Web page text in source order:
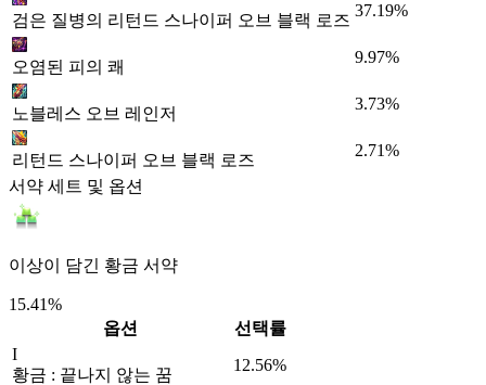
검은 질병의 리턴드 스나이퍼 오브 블랙 로즈
37.19%
오염된 피의 쾌
9.97%
노블레스 오브 레인저
3.73%
리턴드 스나이퍼 오브 블랙 로즈
2.71%
서약 세트 및 옵션
이상이 담긴 황금 서약
15.41%
옵션
선택률
I
황금 : 끝나지 않는 꿈
12.56%